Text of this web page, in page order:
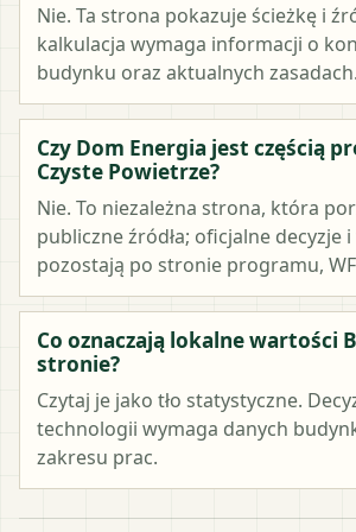
Nie. Ta strona pokazuje ścieżkę i
kalkulacja wymaga informacji o
budynku oraz aktualnych zasadach.
Czy Dom Energia jest częścią
Czyste Powietrze?
Nie. To niezależna strona, która
publiczne źródła; oficjalne decyzje
pozostają po stronie programu,
Co oznaczają lokalne wartości
stronie?
Czytaj je jako tło statystyczne.
technologii wymaga danych
zakresu prac.